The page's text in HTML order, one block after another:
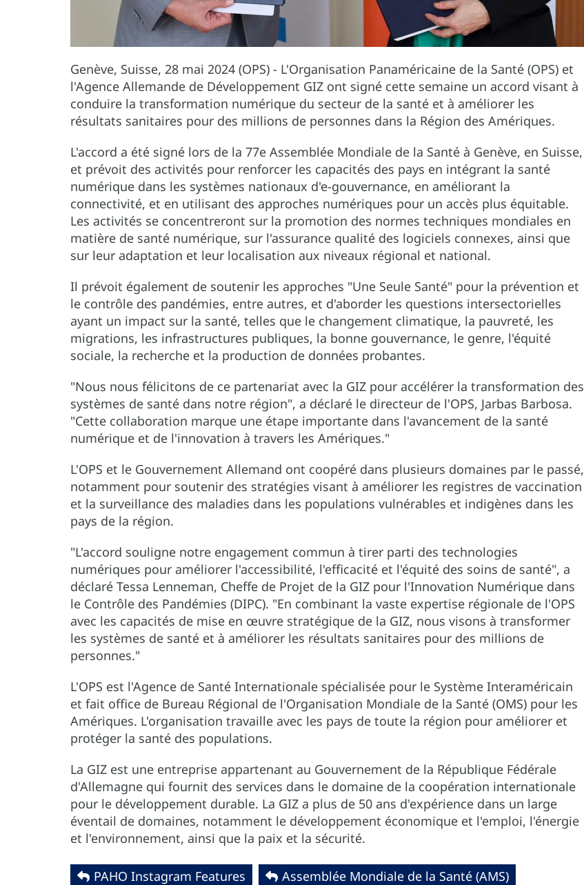
Genève, Suisse, 28 mai 2024 (OPS) - L'Organisation Panaméricaine de la Santé (OPS) et
l'Agence Allemande de Développement GIZ ont signé cette semaine un accord visant à
conduire la transformation numérique du secteur de la santé et à améliorer les
résultats sanitaires pour des millions de personnes dans la Région des Amériques.
L'accord a été signé lors de la 77e Assemblée Mondiale de la Santé à Genève, en Suisse,
et prévoit des activités pour renforcer les capacités des pays en intégrant la santé
numérique dans les systèmes nationaux d'e-gouvernance, en améliorant la
connectivité, et en utilisant des approches numériques pour un accès plus équitable.
Les activités se concentreront sur la promotion des normes techniques mondiales en
matière de santé numérique, sur l'assurance qualité des logiciels connexes, ainsi que
sur leur adaptation et leur localisation aux niveaux régional et national.
Il prévoit également de soutenir les approches "Une Seule Santé" pour la prévention et
le contrôle des pandémies, entre autres, et d'aborder les questions intersectorielles
ayant un impact sur la santé, telles que le changement climatique, la pauvreté, les
migrations, les infrastructures publiques, la bonne gouvernance, le genre, l'équité
sociale, la recherche et la production de données probantes.
"Nous nous félicitons de ce partenariat avec la GIZ pour accélérer la transformation des
systèmes de santé dans notre région", a déclaré le directeur de l'OPS, Jarbas Barbosa.
"Cette collaboration marque une étape importante dans l'avancement de la santé
numérique et de l'innovation à travers les Amériques."
L'OPS et le Gouvernement Allemand ont coopéré dans plusieurs domaines par le passé,
notamment pour soutenir des stratégies visant à améliorer les registres de vaccination
et la surveillance des maladies dans les populations vulnérables et indigènes dans les
pays de la région.
"L'accord souligne notre engagement commun à tirer parti des technologies
numériques pour améliorer l'accessibilité, l'efficacité et l'équité des soins de santé", a
déclaré Tessa Lenneman, Cheffe de Projet de la GIZ pour l'Innovation Numérique dans
le Contrôle des Pandémies (DIPC). "En combinant la vaste expertise régionale de l'OPS
avec les capacités de mise en œuvre stratégique de la GIZ, nous visons à transformer
les systèmes de santé et à améliorer les résultats sanitaires pour des millions de
personnes."
L'OPS est l'Agence de Santé Internationale spécialisée pour le Système Interaméricain
et fait office de Bureau Régional de l'Organisation Mondiale de la Santé (OMS) pour les
Amériques. L'organisation travaille avec les pays de toute la région pour améliorer et
protéger la santé des populations.
La GIZ est une entreprise appartenant au Gouvernement de la République Fédérale
d'Allemagne qui fournit des services dans le domaine de la coopération internationale
pour le développement durable. La GIZ a plus de 50 ans d'expérience dans un large
éventail de domaines, notamment le développement économique et l'emploi, l'énergie
et l'environnement, ainsi que la paix et la sécurité.
PAHO Instagram Features
Assemblée Mondiale de la Santé (AMS)